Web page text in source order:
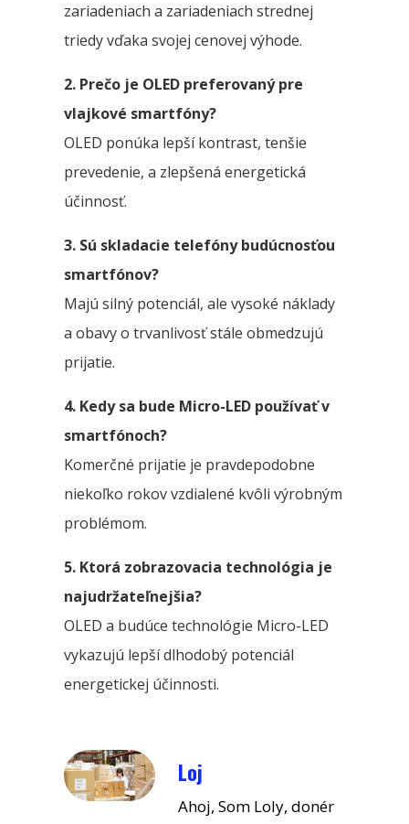
zariadeniach a zariadeniach strednej
triedy vďaka svojej cenovej výhode.
2. Prečo je OLED preferovaný pre
vlajkové smartfóny?
OLED ponúka lepší kontrast, tenšie
prevedenie, a zlepšená energetická
účinnosť.
3. Sú skladacie telefóny budúcnosťou
smartfónov?
Majú silný potenciál, ale vysoké náklady
a obavy o trvanlivosť stále obmedzujú
prijatie.
4. Kedy sa bude Micro-LED používať v
smartfónoch?
Komerčné prijatie je pravdepodobne
niekoľko rokov vzdialené kvôli výrobným
problémom.
5. Ktorá zobrazovacia technológia je
najudržateľnejšia?
OLED a budúce technológie Micro-LED
vykazujú lepší dlhodobý potenciál
energetickej účinnosti.
Loj
Ahoj, Som Loly, donér